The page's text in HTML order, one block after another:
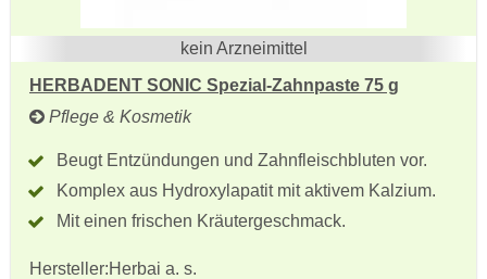
kein Arzneimittel
HERBADENT SONIC Spezial-Zahnpaste 75 g
Pflege & Kosmetik
Beugt Entzündungen und Zahnfleischbluten vor.
Komplex aus Hydroxylapatit mit aktivem Kalzium.
Mit einen frischen Kräutergeschmack.
Hersteller:Herbai a. s.